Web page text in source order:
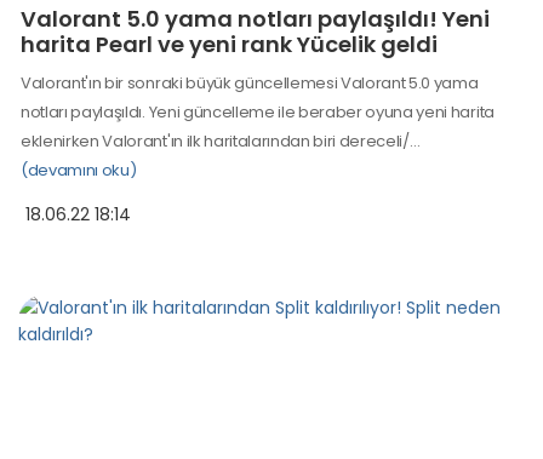
Valorant 5.0 yama notları paylaşıldı! Yeni
harita Pearl ve yeni rank Yücelik geldi
Valorant'ın bir sonraki büyük güncellemesi Valorant 5.0 yama
notları paylaşıldı. Yeni güncelleme ile beraber oyuna yeni harita
eklenirken Valorant'ın ilk haritalarından biri dereceli/…
(devamını oku)
18.06.22 18:14